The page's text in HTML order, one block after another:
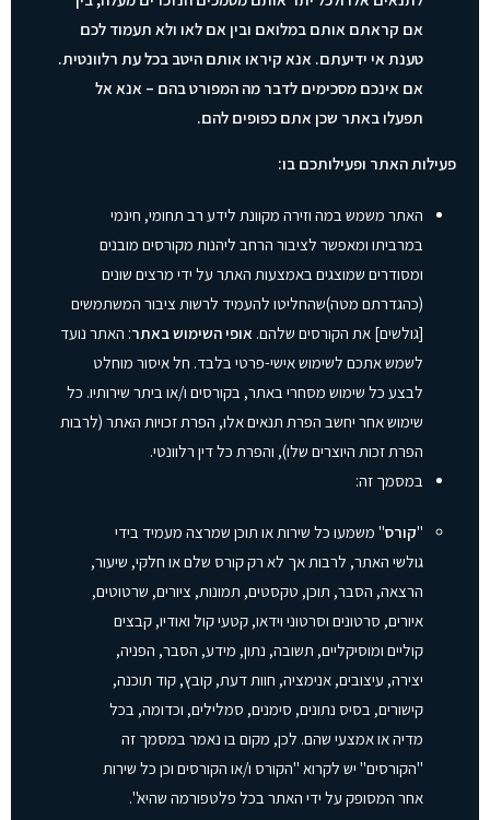
אם קראתם אותם במלואם ובין אם לאו ולא תעמוד לכם
טענת אי ידיעתם. אנא קיראו אותם היטב בכל עת רלוונטית.
אם אינכם מסכימים לדבר מה המפורט בהם – אנא אל
תפעלו באתר שכן אתם כפופים להם.
פעילות האתר ופעילותכם בו:
האתר משמש במה וזירה מקוונת לידע רב תחומי, חינמי
במרביתו ומאפשר לציבור הרחב ליהנות מקורסים מובנים
ומסודרים שמוצגים באמצעות האתר על ידי מרצים שונים
(כהגדרתם מטה)שהחליטו להעמיד לרשות ציבור המשתמשים
[גולשים] את הקורסים שלהם. אופי השימוש באתר: האתר נועד
לשמש אתכם לשימוש אישי-פרטי בלבד. חל איסור מוחלט
לבצע כל שימוש מסחרי באתר, בקורסים ו/או ביתר שירותיו. כל
שימוש אחר יחשב הפרת תנאים אלו, הפרת זכויות האתר (לרבות
הפרת זכות היוצרים שלו), והפרת כל דין רלוונטי.
במסמך זה:
"קורס" משמעו כל שירות או תוכן שמרצה מעמיד בידי
גולשי האתר, לרבות אך לא רק קורס שלם או חלקי, שיעור,
הרצאה, הסבר, תוכן, טקסטים, תמונות, ציורים, שרטוטים,
איורים, סרטונים וסרטוני וידאו, קטעי קול ואודיו, קבצים
קוליים ומוסיקליים, תשובה, נתון, מידע, הסבר, הפניה,
יצירה, עיצובים, אנימציה, חוות דעת, קובץ, קוד תוכנה,
קישורים, בסיס נתונים, סימנים, סמלילים, וכדומה, בכל
מדיה או אמצעי שהם. לכן, מקום בו נאמר במסמך זה
"הקורסים" יש לקרוא "הקורס ו/או הקורסים וכן כל שירות
אחר המסופק על ידי האתר בכל פלטפורמה שהיא".